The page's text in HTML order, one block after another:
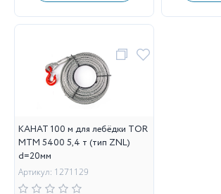
КАНАТ 100 м для лебёдки TOR
МТМ 5400 5,4 т (тип ZNL)
d=20мм
Артикул: 1271129